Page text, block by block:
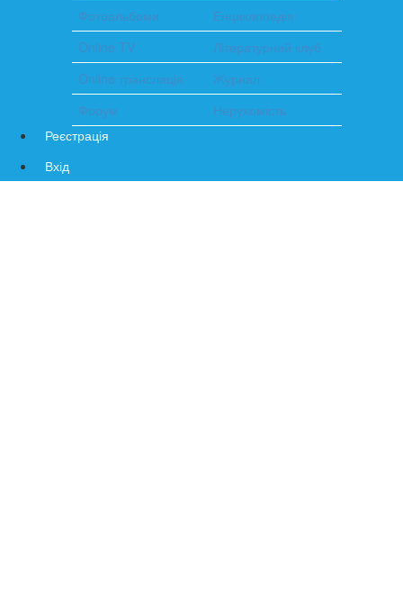
Фотоальбоми
Енциклопедія
Online TV
Літературний клуб
Online трансляція
Журнал
Форум
Нерухомість
Реєстрація
Вхід